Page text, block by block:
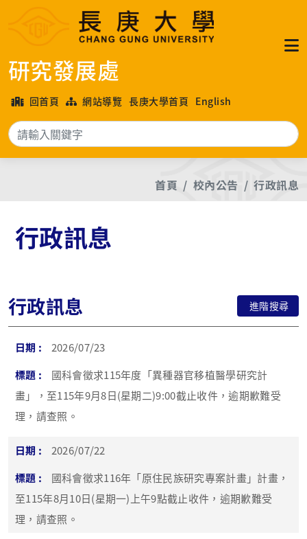
研究發展處
回首頁 網站導覽 長庚大學首頁 English
搜尋
首頁 校內公告 行政訊息
行政訊息
行政訊息 進階搜尋
2026/07/23
國科會徵求115年度「異種器官移植醫學研究計
畫」，至115年9月8日(星期二)9:00截止收件，逾期歉難受
理，請查照。
2026/07/22
國科會徵求116年「原住民族研究專案計畫」計畫，
至115年8月10日(星期一)上午9點截止收件，逾期歉難受
理，請查照。